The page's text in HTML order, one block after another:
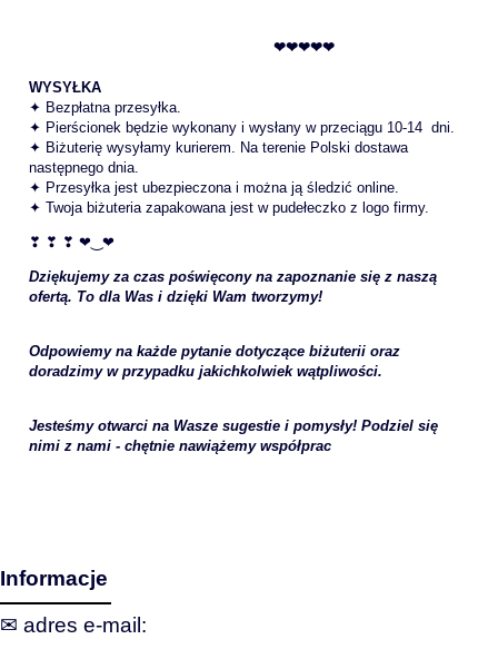
❤❤❤❤❤
WYSYŁKA
✦ Bezpłatna przesyłka.
✦ Pierścionek będzie wykonany i wysłany w przeciągu 10-14 dni.
✦ Biżuterię wysyłamy kurierem. Na terenie Polski dostawa
następnego dnia.
✦ Przesyłka jest ubezpieczona i można ją śledzić online.
✦ Twoja biżuteria zapakowana jest w pudełeczko z logo firmy.
❣ ❣ ❣ ❤‿❤
Dziękujemy za czas poświęcony na zapoznanie się z naszą
ofertą. To dla Was i dzięki Wam tworzymy!
Odpowiemy na każde pytanie dotyczące biżuterii oraz
doradzimy w przypadku jakichkolwiek wątpliwości.
Jesteśmy otwarci na Wasze sugestie i pomysły! Podziel się
nimi z nami - chętnie nawiążemy współprac
Informacje
✉ adres e‑mail: